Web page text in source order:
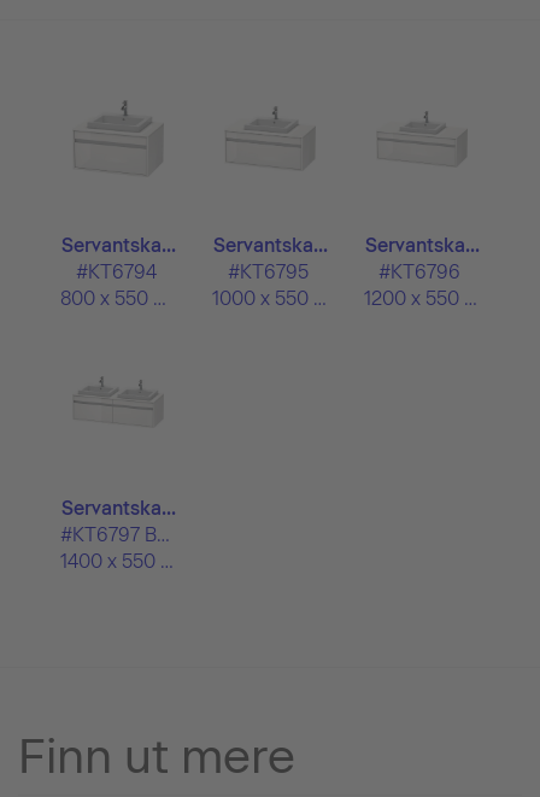
Servantska...
#KT6794
800 x 550 mm
Servantska...
#KT6795
1000 x 550 mm
Servantska...
#KT6796
1200 x 550 mm
Servantska...
#KT6797 B/L/R
1400 x 550 mm
Finn ut mere